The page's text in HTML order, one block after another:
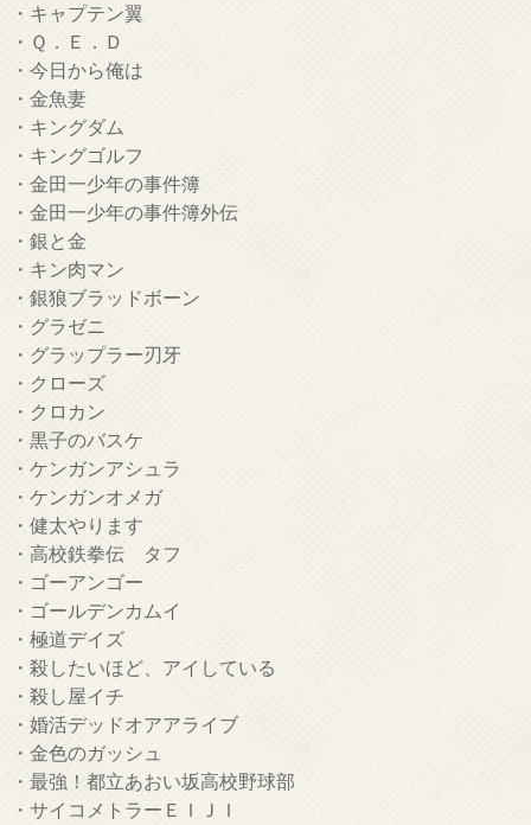
・キャプテン翼
・Ｑ．Ｅ．Ｄ
・今日から俺は
・金魚妻
・キングダム
・キングゴルフ
・金田一少年の事件簿
・金田一少年の事件簿外伝
・銀と金
・キン肉マン
・銀狼ブラッドボーン
・グラゼニ
・グラップラー刃牙
・クローズ
・クロカン
・黒子のバスケ
・ケンガンアシュラ
・ケンガンオメガ
・健太やります
・高校鉄拳伝 タフ
・ゴーアンゴー
・ゴールデンカムイ
・極道デイズ
・殺したいほど、アイしている
・殺し屋イチ
・婚活デッドオアアライブ
・金色のガッシュ
・最強！都立あおい坂高校野球部
・サイコメトラーＥＩＪＩ